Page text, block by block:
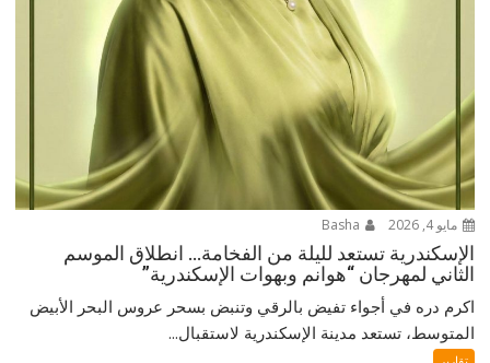
مايو 4, 2026
الإسكندرية تستعد لليلة من الفخامة… انطلاق الموسم
الثاني لمهرجان “هوانم وبهوات الإسكندرية”
اكرم دره في أجواء تفيض بالرقي وتنبض بسحر عروس البحر الأبيض
المتوسط، تستعد مدينة الإسكندرية لاستقبال...